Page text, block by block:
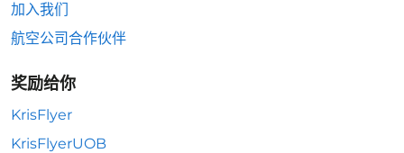
加入我们
航空公司合作伙伴
奖励给你
KrisFlyer
KrisFlyerUOB